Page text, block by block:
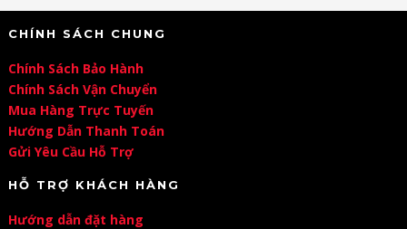
CHÍNH SÁCH CHUNG
Chính Sách Bảo Hành
Chính Sách Vận Chuyển
Mua Hàng Trực Tuyến
Hướng Dẫn Thanh Toán
Gửi Yêu Cầu Hỗ Trợ
HỖ TRỢ KHÁCH HÀNG
Hướng dẫn đặt hàng